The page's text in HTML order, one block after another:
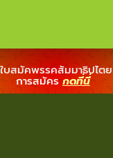
บสมัคพรรคสัมมาธิปไตย
การสมัครกดที่นี่